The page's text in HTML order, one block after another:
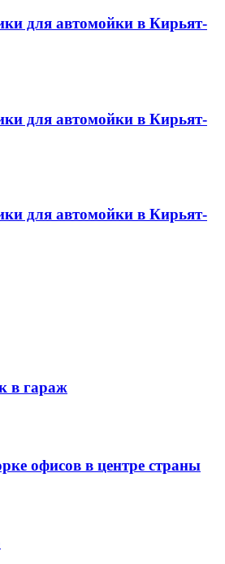
для автомойки в Кирьят-
для автомойки в Кирьят-
для автомойки в Кирьят-
в гараж
офисов в центре страны